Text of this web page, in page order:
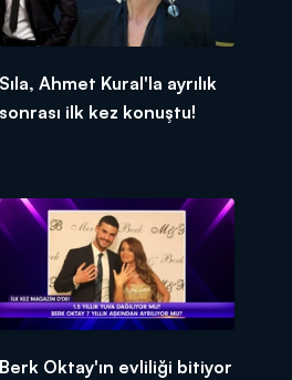
Sıla, Ahmet Kural'la ayrılık
sonrası ilk kez konuştu!
Berk Oktay'ın evliliği bitiyor